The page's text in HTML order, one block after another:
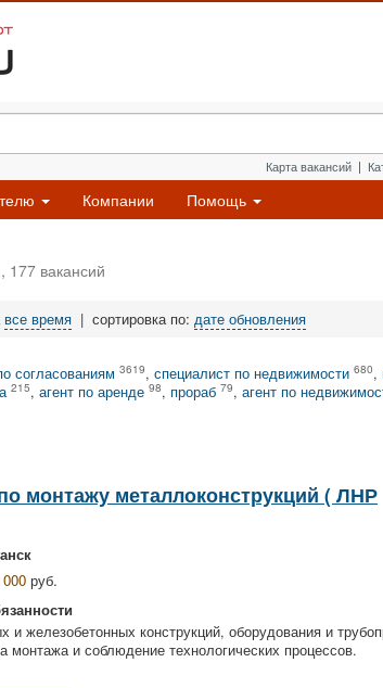
Карта вакансий |
Компании Помощь
177 вакансий
все время | сортировка по: дате обновления
согласованиям 3619, специалист по недвижимости 680,
215, агент по аренде 98, прораб 79, агент по
монтажу металлоконструкций ( ЛНР
руб.
и железобетонных конструкций, оборудования и
монтажа и соблюдение технологических процессов.